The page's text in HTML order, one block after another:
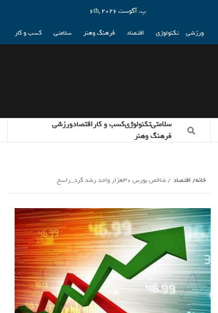
پ. آگوست 6th, 2026
ورزشی تکنولوژی اقتصاد فرهنگ وهنر سلامتی کسب و کار
سلامتیتکنولوژیکسب و کاراقتصادورزشی
فرهنگ وهنر
خانه اقتصاد شاخص بورس 30هزار واحد رشد کرد_راسخ